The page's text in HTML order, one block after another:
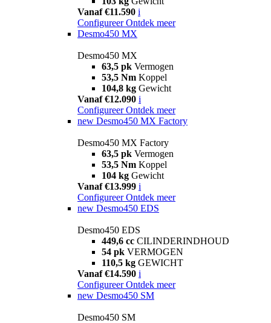
Vanaf €11.590 i
Configureer Ontdek meer
Desmo450 MX
Desmo450 MX
63,5 pk Vermogen
53,5 Nm Koppel
104,8 kg Gewicht
Vanaf €12.090 i
Configureer Ontdek meer
new Desmo450 MX Factory
Desmo450 MX Factory
63,5 pk Vermogen
53,5 Nm Koppel
104 kg Gewicht
Vanaf €13.999 i
Configureer Ontdek meer
new Desmo450 EDS
Desmo450 EDS
449,6 cc CILINDERINDHOUD
54 pk VERMOGEN
110,5 kg GEWICHT
Vanaf €14.590 i
Configureer Ontdek meer
new Desmo450 SM
Desmo450 SM